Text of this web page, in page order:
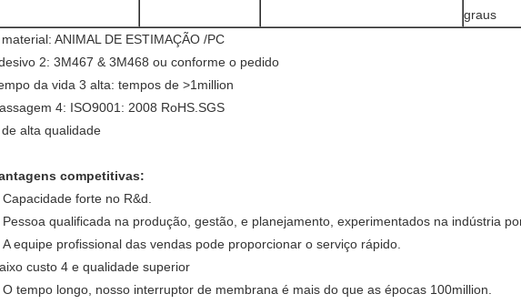
graus
material: ANIMAL DE ESTIMAÇÃO /PC
2: 3M467 & 3M468 ou conforme o pedido
da vida 3 alta: tempos de >1million
4: ISO9001: 2008 RoHS.SGS
alta qualidade
competitivas:
Capacidade forte no R&d.
Pessoa qualificada na produção, gestão, e planejamento, experimentados na indústria
A equipe profissional das vendas pode proporcionar o serviço rápido.
custo 4 e qualidade superior
O tempo longo, nosso interruptor de membrana é mais do que as épocas 100million.